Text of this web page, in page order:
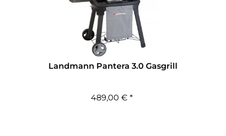
Landmann Pantera 3.0 Gasgrill
489,00 € *